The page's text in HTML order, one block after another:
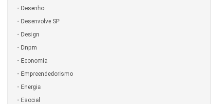
Desenho
Desenvolve SP
Design
Dnpm
Economia
Empreendedorismo
Energia
Esocial